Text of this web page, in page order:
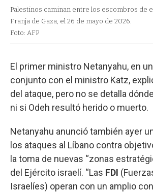
Palestinos caminan entre los escombros de
Franja de Gaza, el 26 de mayo de 2026.
Foto: AFP
El primer ministro Netanyahu, en
conjunto con el ministro Katz,
del ataque, pero no se detalla
ni si Odeh resultó herido o muerto.
Netanyahu anunció también ayer
los ataques al Líbano contra
la toma de nuevas “zonas
del Ejército israelí. “Las FDI
Israelíes) operan con un amplio